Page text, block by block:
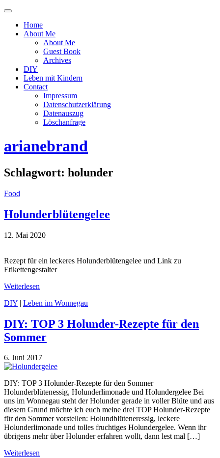
Menü
oder
ausblenden
Home
About Me
About Me
Guest Book
Archives
DIY
Leben mit Kindern
Contact
Impressum
Datenschutzerklärung
Datenauszug
Löschanfrage
arianebrand
Schlagwort: holunder
Food
Holunderblütengelee
12. Mai 2020
Rezept für ein leckeres Holunderblütengelee und Link zu
Etikettengestalter
Weiterlesen
DIY | Leben im Wonnegau
DIY: TOP 3 Holunder-Rezepte für den
Sommer
6. Juni 2017
DIY: TOP 3 Holunder-Rezepte für den Sommer
Holunderblütenessig, Holunderlimonade und Holundergelee Bei
uns im Wonnegau steht der Holunder gerade in voller Blüte und aus
diesem Grund möchte ich euch meine drei TOP Holunder-Rezepte
für den Sommer vorstellen: Holundblüteneressig, leckere
Holunderlimonade und tolles fruchtiges Holundergelee. Wenn ihr
übrigens mehr über Holunder erfahren wollt, dann lest mal […]
Weiterlesen